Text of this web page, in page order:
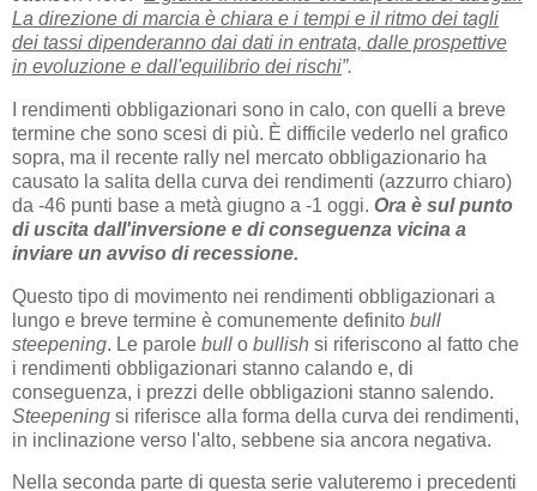
La direzione di marcia è chiara e i tempi e il ritmo dei tagli
dei tassi dipenderanno dai dati in entrata, dalle prospettive
in evoluzione e dall'equilibrio dei rischi”.
I rendimenti obbligazionari sono in calo, con quelli a breve
termine che sono scesi di più. È difficile vederlo nel grafico
sopra, ma il recente rally nel mercato obbligazionario ha
causato la salita della curva dei rendimenti (azzurro chiaro)
da -46 punti base a metà giugno a -1 oggi. Ora è sul punto
di uscita dall'inversione e di conseguenza vicina a
inviare un avviso di recessione.
Questo tipo di movimento nei rendimenti obbligazionari a
lungo e breve termine è comunemente definito bull
steepening. Le parole bull o bullish si riferiscono al fatto che
i rendimenti obbligazionari stanno calando e, di
conseguenza, i prezzi delle obbligazioni stanno salendo.
Steepening si riferisce alla forma della curva dei rendimenti,
in inclinazione verso l'alto, sebbene sia ancora negativa.
Nella seconda parte di questa serie valuteremo i precedenti